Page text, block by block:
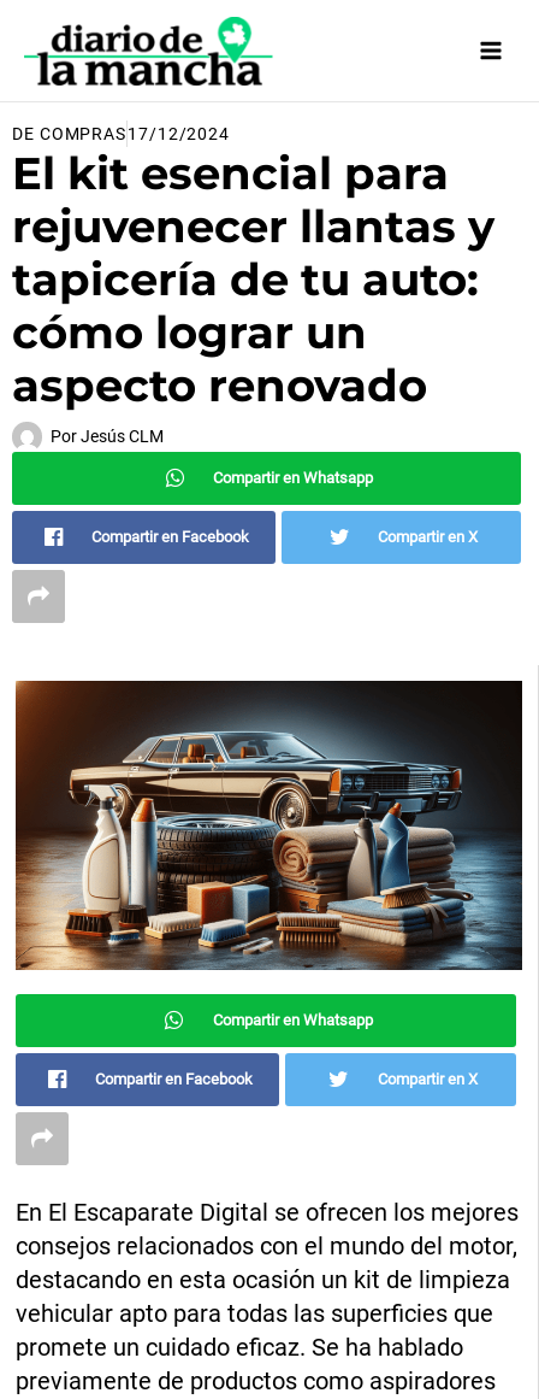
contenido
DE COMPRAS17/12/2024
El kit esencial para
rejuvenecer llantas y
tapicería de tu auto:
cómo lograr un
aspecto renovado
PorJesús CLM
Compartir en Whatsapp
Compartir en Facebook Compartir en X
Compartir en Whatsapp
Compartir en Facebook Compartir en X
En El Escaparate Digital se ofrecen los mejores
consejos relacionados con el mundo del motor,
destacando en esta ocasión un kit de limpieza
vehicular apto para todas las superficies que
promete un cuidado eficaz. Se ha hablado
previamente de productos como aspiradores